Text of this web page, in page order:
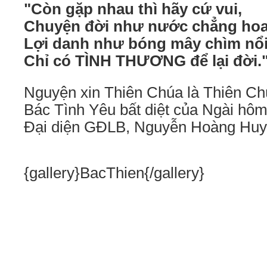
"Còn gặp nhau thì hãy cứ vui,
Chuyện đời như nước chẳng
Lợi danh như bóng mây chìm
Chỉ có TÌNH THƯƠNG để lại
Nguyện xin Thiên Chúa là Thiên
Bác Tình Yêu bất diệt của Ngài
Đại diện GĐLB, Nguyễn Hoàng
{gallery}BacThien{/gallery}